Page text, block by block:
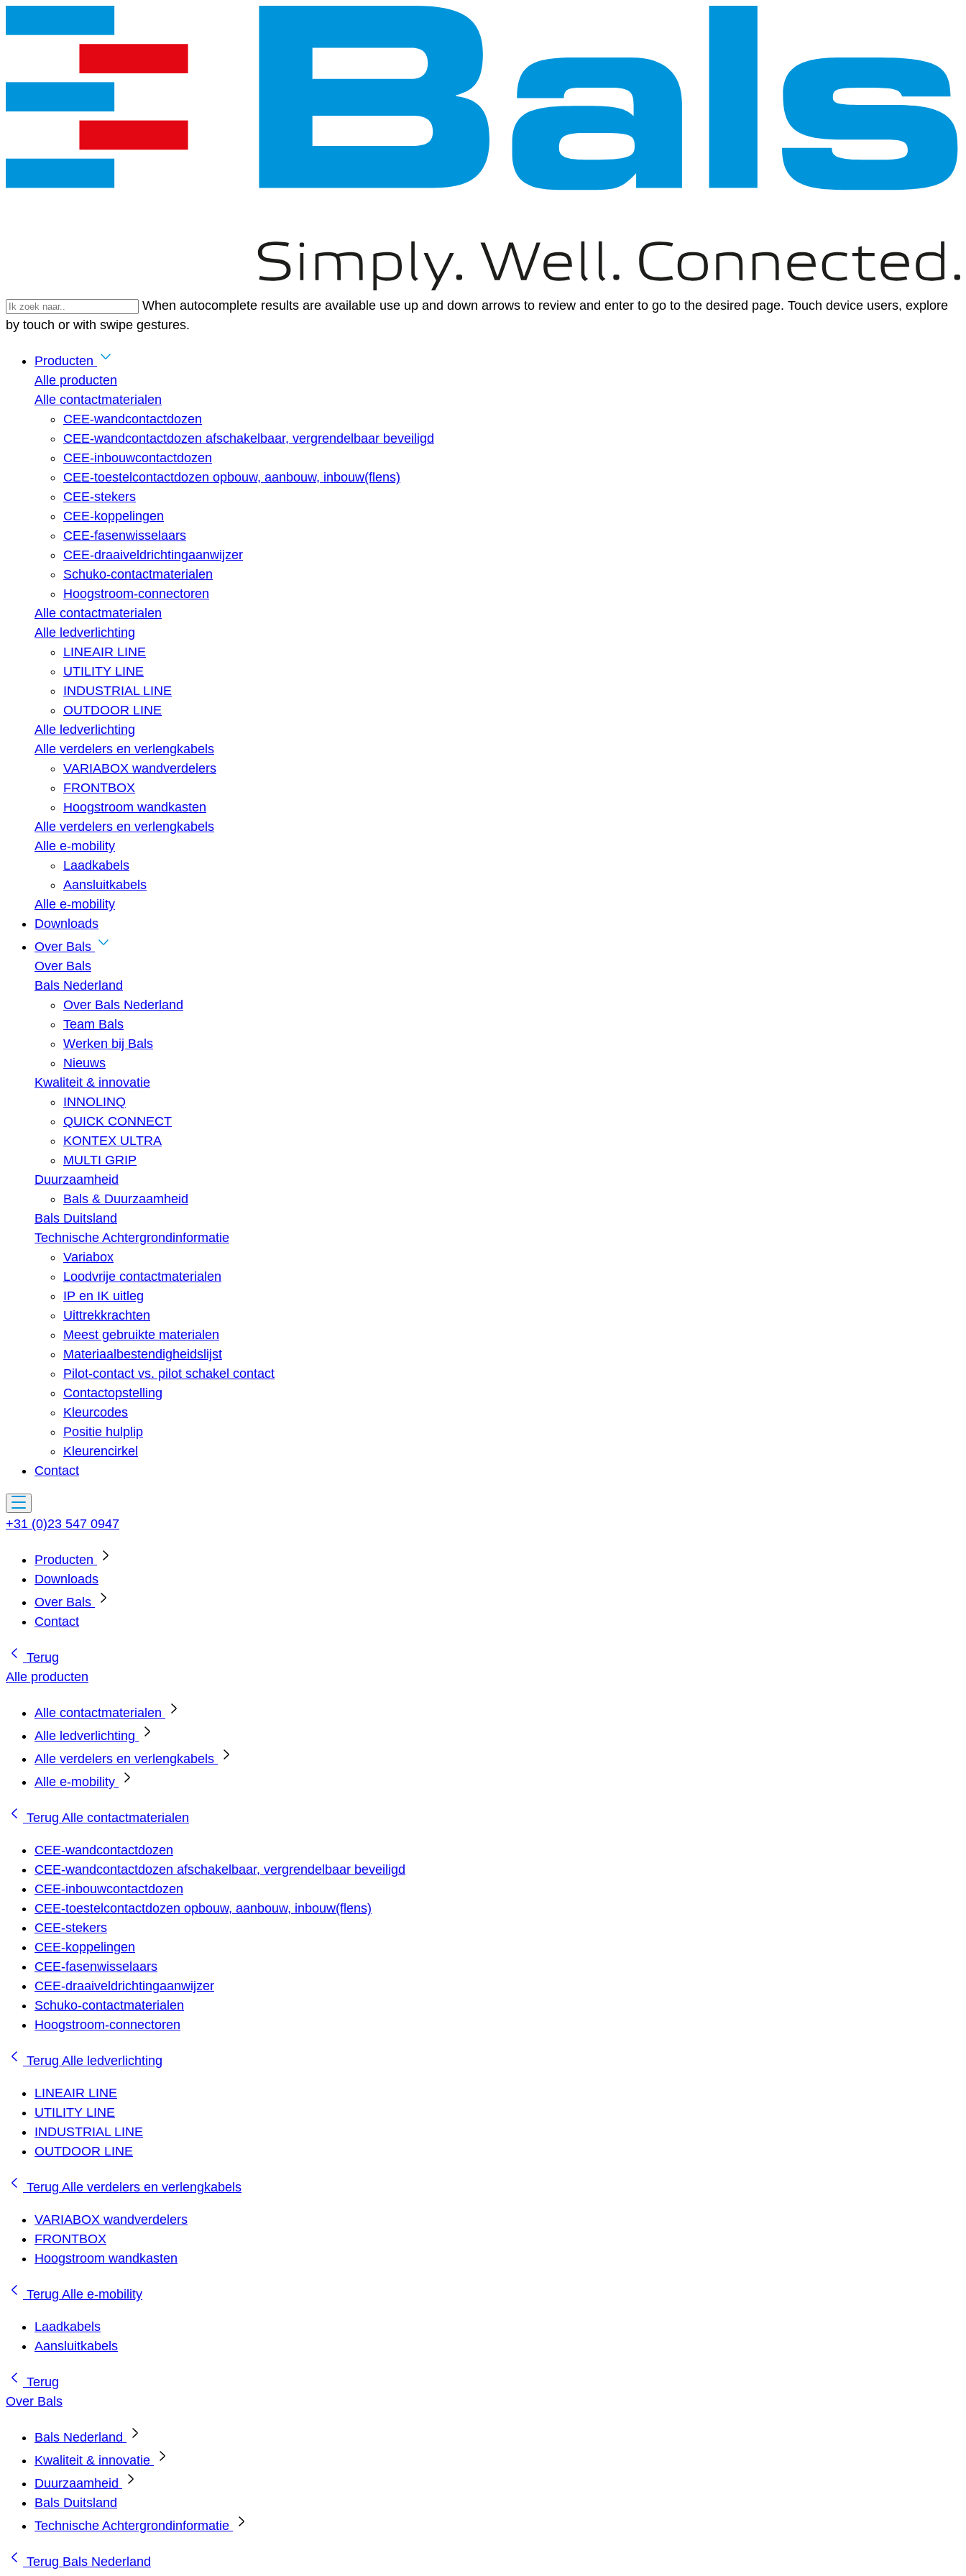
When autocomplete results are available use up and down arrows to review and enter to go to the desired page. Touch device users, explore
by touch or with swipe gestures.
Producten
Alle producten
Alle contactmaterialen
CEE-wandcontactdozen
CEE-wandcontactdozen afschakelbaar, vergrendelbaar beveiligd
CEE-inbouwcontactdozen
CEE-toestelcontactdozen opbouw, aanbouw, inbouw(flens)
CEE-stekers
CEE-koppelingen
CEE-fasenwisselaars
CEE-draaiveldrichtingaanwijzer
Schuko-contactmaterialen
Hoogstroom-connectoren
Alle contactmaterialen
Alle ledverlichting
LINEAIR LINE
UTILITY LINE
INDUSTRIAL LINE
OUTDOOR LINE
Alle ledverlichting
Alle verdelers en verlengkabels
VARIABOX wandverdelers
FRONTBOX
Hoogstroom wandkasten
Alle verdelers en verlengkabels
Alle e-mobility
Laadkabels
Aansluitkabels
Alle e-mobility
Downloads
Over Bals
Over Bals
Bals Nederland
Over Bals Nederland
Team Bals
Werken bij Bals
Nieuws
Kwaliteit & innovatie
INNOLINQ
QUICK CONNECT
KONTEX ULTRA
MULTI GRIP
Duurzaamheid
Bals & Duurzaamheid
Bals Duitsland
Technische Achtergrondinformatie
Variabox
Loodvrije contactmaterialen
IP en IK uitleg
Uittrekkrachten
Meest gebruikte materialen
Materiaalbestendigheidslijst
Pilot-contact vs. pilot schakel contact
Contactopstelling
Kleurcodes
Positie hulplip
Kleurencirkel
Contact
+31 (0)23 547 0947
Producten
Downloads
Over Bals
Contact
Terug
Alle producten
Alle contactmaterialen
Alle ledverlichting
Alle verdelers en verlengkabels
Alle e-mobility
Terug Alle contactmaterialen
CEE-wandcontactdozen
CEE-wandcontactdozen afschakelbaar, vergrendelbaar beveiligd
CEE-inbouwcontactdozen
CEE-toestelcontactdozen opbouw, aanbouw, inbouw(flens)
CEE-stekers
CEE-koppelingen
CEE-fasenwisselaars
CEE-draaiveldrichtingaanwijzer
Schuko-contactmaterialen
Hoogstroom-connectoren
Terug Alle ledverlichting
LINEAIR LINE
UTILITY LINE
INDUSTRIAL LINE
OUTDOOR LINE
Terug Alle verdelers en verlengkabels
VARIABOX wandverdelers
FRONTBOX
Hoogstroom wandkasten
Terug Alle e-mobility
Laadkabels
Aansluitkabels
Terug
Over Bals
Bals Nederland
Kwaliteit & innovatie
Duurzaamheid
Bals Duitsland
Technische Achtergrondinformatie
Terug Bals Nederland